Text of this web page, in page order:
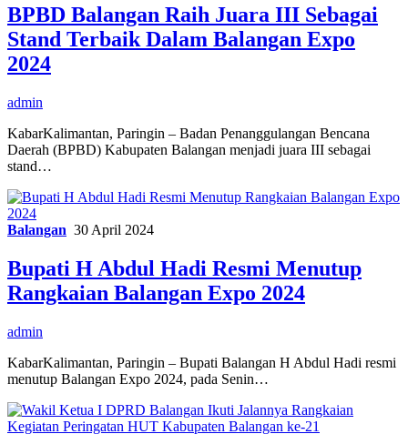
BPBD Balangan Raih Juara III Sebagai
Stand Terbaik Dalam Balangan Expo
2024
admin
KabarKalimantan, Paringin – Badan Penanggulangan Bencana
Daerah (BPBD) Kabupaten Balangan menjadi juara III sebagai
stand…
Balangan 30 April 2024
Bupati H Abdul Hadi Resmi Menutup
Rangkaian Balangan Expo 2024
admin
KabarKalimantan, Paringin – Bupati Balangan H Abdul Hadi resmi
menutup Balangan Expo 2024, pada Senin…